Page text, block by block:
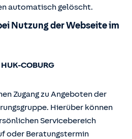
automatisch gelöscht.
Nutzung der Webseite im
COBURG
Zugang zu Angeboten der
Hierüber können
Servicebereich
oder Beratungstermin